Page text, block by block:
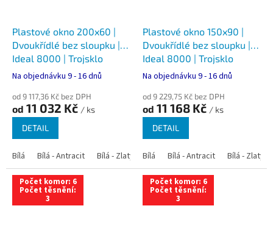
Plastové okno 200x60 |
Dvoukřídlé bez sloupku |
Ideal 8000 | Trojsklo
Na objednávku 9 - 16 dnů
od 9 117,36 Kč bez DPH
od 11 032 Kč / ks
DETAIL
Bílá Bílá - Antracit Bílá - Zlatý dub Bílá - Tmavý dub Bílá -
Plastové okno 150x90 |
Dvoukřídlé bez sloupku |
Ideal 8000 | Trojsklo
Na objednávku 9 - 16 dnů
od 9 229,75 Kč bez DPH
od 11 168 Kč / ks
DETAIL
Bílá Bílá - Antracit Bílá - Zlatý
Počet komor: 6
Počet těsnění:
3
Počet komor: 6
Počet těsnění:
3